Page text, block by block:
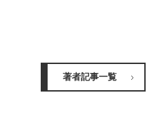
著者記事一覧